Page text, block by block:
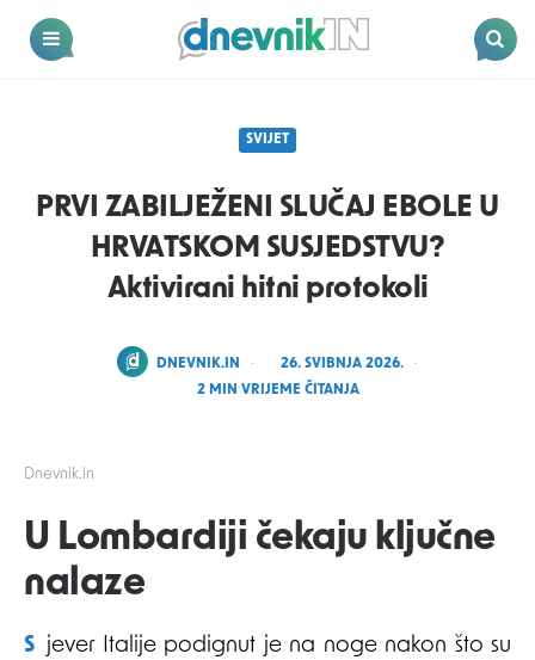
Dnevnik.in
Dnevnik.in
SVIJET
PRVI ZABILJEŽENI SLUČAJ EBOLE U
HRVATSKOM SUSJEDSTVU?
Aktivirani hitni protokoli
POSTED
DNEVNIK.IN
26. SVIBNJA 2026.
2 MIN VRIJEME ČITANJA
U Lombardiji čekaju ključne
nalaze
Sjever Italije podignut je na noge nakon što su